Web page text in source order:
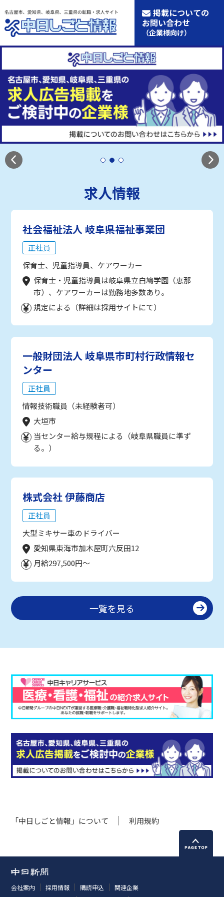
掲載についての
お問い合わせ
（企業様向け）
求人情報
社会福祉法人 岐阜県福祉事業団
正社員
保育士、児童指導員、ケアワーカー
保育士・児童指導員は岐阜県立白鳩学園（恵那
市）、ケアワーカーは勤務地多数あり。
規定による（詳細は採用サイトにて）
一般財団法人 岐阜県市町村行政情報セ
ンター
正社員
情報技術職員（未経験者可）
大垣市
当センター給与規程による（岐阜県職員に準ず
る。）
株式会社 伊藤商店
正社員
大型ミキサー車のドライバー
愛知県東海市加木屋町六反田12
月給297,500円～
一覧を見る
「中日しごと情報」について 利用規約
会社案内 採用情報 購読申込
関連企業